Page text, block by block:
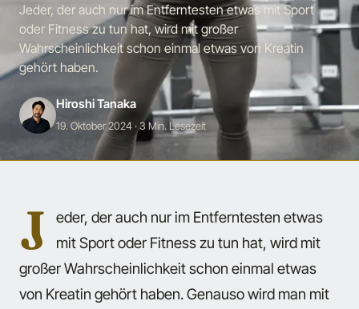
Jeder, der auch nur im Entferntesten etwas mit Sport
oder Fitness zu tun hat, wird mit großer
Wahrscheinlichkeit schon einmal etwas von Kreatin
gehört haben.
Hiroshi Tanaka
19. Oktober 2024· 3 Min. Lesezeit
J
eder, der auch nur im Entferntesten etwas
mit Sport oder Fitness zu tun hat, wird mit
großer Wahrscheinlichkeit schon einmal etwas
von Kreatin gehört haben. Genauso wird man mit